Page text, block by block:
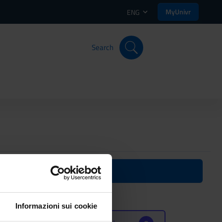
Informazioni sui cookie
ENG MyUnivr
Search
2025)